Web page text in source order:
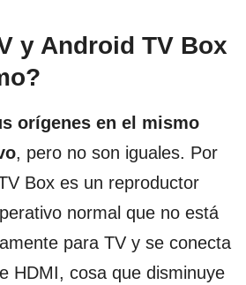
y Android TV Box
orígenes en el mismo
, pero no son iguales. Por
Box es un reproductor
normal que no está
para TV y se conecta
HDMI, cosa que disminuye